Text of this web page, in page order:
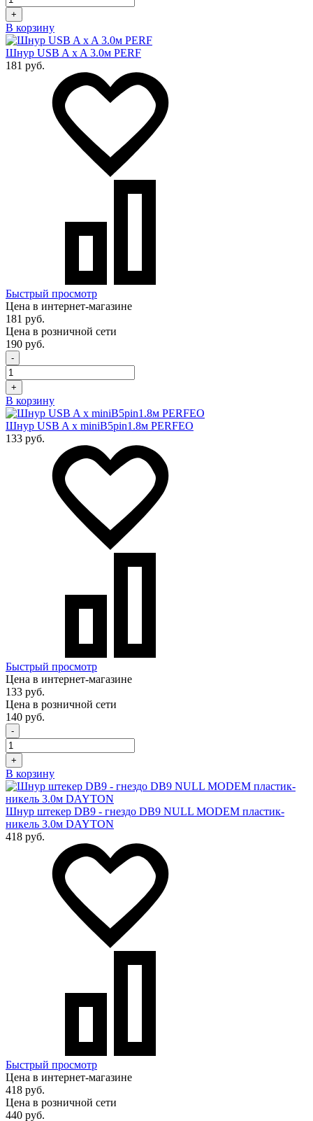
+
В корзину
Шнур USB A x A 3.0м PERF
181 руб.
Быстрый просмотр
Цена в интернет-магазине
181 руб.
Цена в розничной сети
190 руб.
-
+
В корзину
Шнур USB A x miniB5pin1.8м PERFEO
133 руб.
Быстрый просмотр
Цена в интернет-магазине
133 руб.
Цена в розничной сети
140 руб.
-
+
В корзину
Шнур штекер DB9 - гнездо DB9 NULL MODEM пластик-
никель 3.0м DAYTON
418 руб.
Быстрый просмотр
Цена в интернет-магазине
418 руб.
Цена в розничной сети
440 руб.